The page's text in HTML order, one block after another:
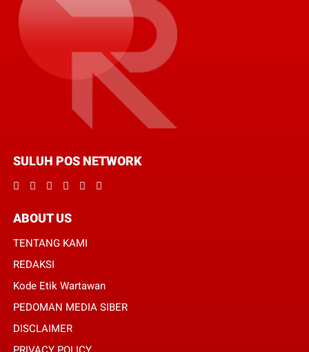
SULUH POS NETWORK
ABOUT US
TENTANG KAMI
REDAKSI
Kode Etik Wartawan
PEDOMAN MEDIA SIBER
DISCLAIMER